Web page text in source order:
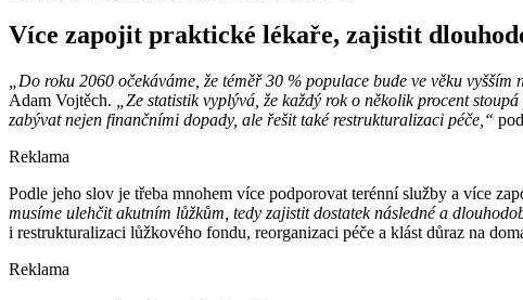
Více zapojit praktické lékaře, zajistit
„Do roku 2060 očekáváme, že téměř 30 % populace bude ve věku
Adam Vojtěch.
„Ze statistik vyplývá, že každý rok o několik procent
zabývat nejen finančními dopady, ale řešit také restrukturalizaci péče,“
Reklama
Podle jeho slov je třeba mnohem více podporovat terénní služby a více
musíme ulehčit akutním lůžkům, tedy zajistit dostatek následné a
i restrukturalizaci lůžkového fondu, reorganizaci péče a klást důraz na
Reklama